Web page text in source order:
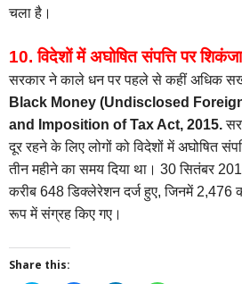
चला है।
10. विदेशों में अघोषित संपत्ति पर
सरकार ने काले धन पर पहले से कहीं अधिक
Black Money (Undisclosed
and Imposition of Tax Act, 2015.
दूर रहने के लिए लोगों को विदेशों में अघोषित
तीन महीने का समय दिया था। 30 सितंबर
करीब 648 डिक्लेरेशन दर्ज हुए, जिनमें
रूप में संग्रह किए गए।
Share this: